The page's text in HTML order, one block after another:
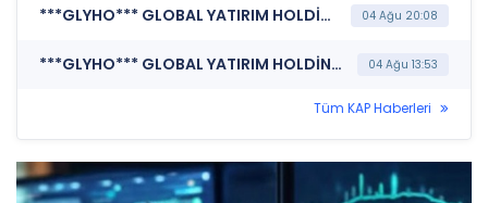
***GLYHO*** GLOBAL YATIRIM HOLDİNG A.Ş. (Payların Geri Alınmasına İlişkin Bildirim) 04 Ağu 20:08
***GLYHO*** GLOBAL YATIRIM HOLDİNG A.Ş. (Kurumsal Yönetim İlkelerine Uyum Derecelendirmesi) 04 Ağu 13:53
Tüm KAP Haberleri